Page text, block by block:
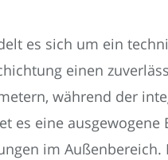
es sich um ein
einen
während der
es eine
im